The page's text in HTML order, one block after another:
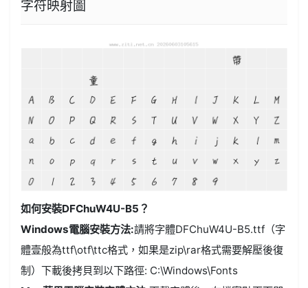
字符映射圖
如何安裝DFChuW4U-B5？
Windows電腦安裝方法:請將字體DFChuW4U-B5.ttf（字
體壹般為ttf\otf\ttc格式，如果是zip\rar格式需要解壓後復
制）下載後拷貝到以下路徑: C:\Windows\Fonts